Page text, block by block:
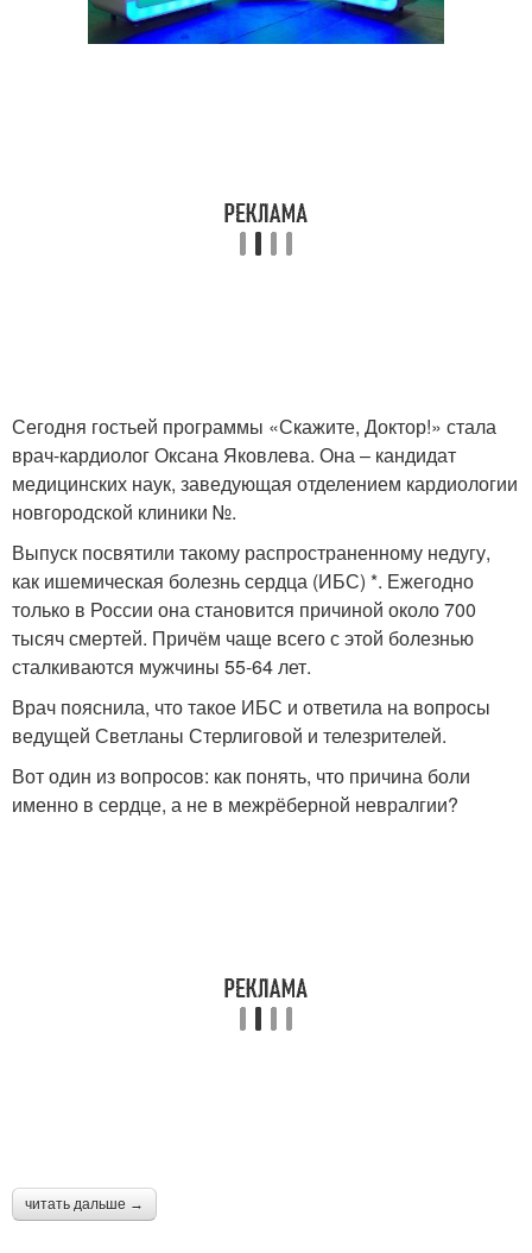
Сегодня гостьей программы «Скажите, Доктор!» стала
врач-кардиолог Оксана Яковлева. Она – кандидат
медицинских наук, заведующая отделением кардиологии
новгородской клиники №.
Выпуск посвятили такому распространенному недугу,
как ишемическая болезнь сердца (ИБС) *. Ежегодно
только в России она становится причиной около 700
тысяч смертей. Причём чаще всего с этой болезнью
сталкиваются мужчины 55-64 лет.
Врач пояснила, что такое ИБС и ответила на вопросы
ведущей Светланы Стерлиговой и телезрителей.
Вот один из вопросов: как понять, что причина боли
именно в сердце, а не в межрёберной невралгии?
читать дальше →